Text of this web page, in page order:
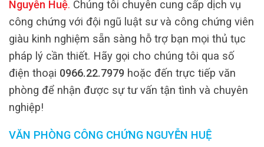
Nguyễn Huệ. Chúng tôi chuyên cung cấp dịch vụ
công chứng với đội ngũ luật sư và công chứng viên
giàu kinh nghiệm sẵn sàng hỗ trợ bạn mọi thủ tục
pháp lý cần thiết. Hãy gọi cho chúng tôi qua số
điện thoại 0966.22.7979 hoặc đến trực tiếp văn
phòng để nhận được sự tư vấn tận tình và chuyên
nghiệp!
VĂN PHÒNG CÔNG CHỨNG NGUYỄN HUỆ